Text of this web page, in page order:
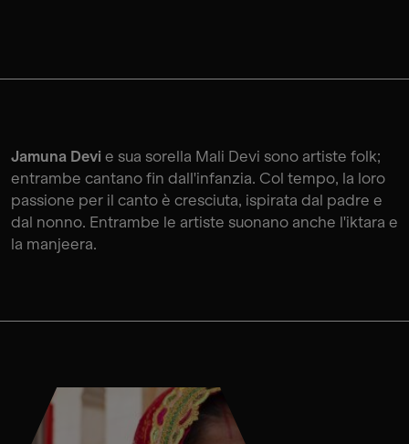
Jamuna Devi e sua sorella Mali Devi sono artiste folk;
entrambe cantano fin dall'infanzia. Col tempo, la loro
passione per il canto è cresciuta, ispirata dal padre e
dal nonno. Entrambe le artiste suonano anche l'iktara e
la manjeera.